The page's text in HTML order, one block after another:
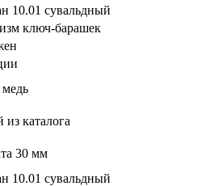
10.01 сувальдный
ключ-барашек
из каталога
30 мм
10.01 сувальдный